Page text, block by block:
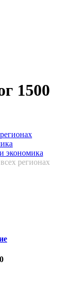
1500
экономика
регионах